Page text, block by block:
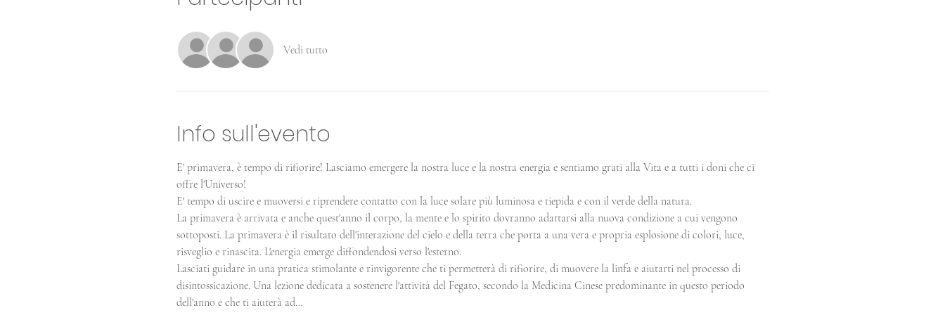
Vedi tutto
Info sull'evento
E' primavera, è tempo di rifiorire! Lasciamo emergere la nostra luce e la nostra energia e sentiamo grati alla Vita e a tutti i doni che ci
offre l'Universo!
E' tempo di uscire e muoversi e riprendere contatto con la luce solare più luminosa e tiepida e con il verde della natura.
La primavera è arrivata e anche quest'anno il corpo, la mente e lo spirito dovranno adattarsi alla nuova condizione a cui vengono
sottoposti. La primavera è il risultato dell'interazione del cielo e della terra che porta a una vera e propria esplosione di colori, luce,
risveglio e rinascita. L'energia emerge diffondendosi verso l'esterno.
Lasciati guidare in una pratica stimolante e rinvigorente che ti permetterà di rifiorire, di muovere la linfa e aiutarti nel processo di
disintossicazione. Una lezione dedicata a sostenere l'attività del Fegato, secondo la Medicina Cinese predominante in questo periodo
dell'anno e che ti aiuterà ad…